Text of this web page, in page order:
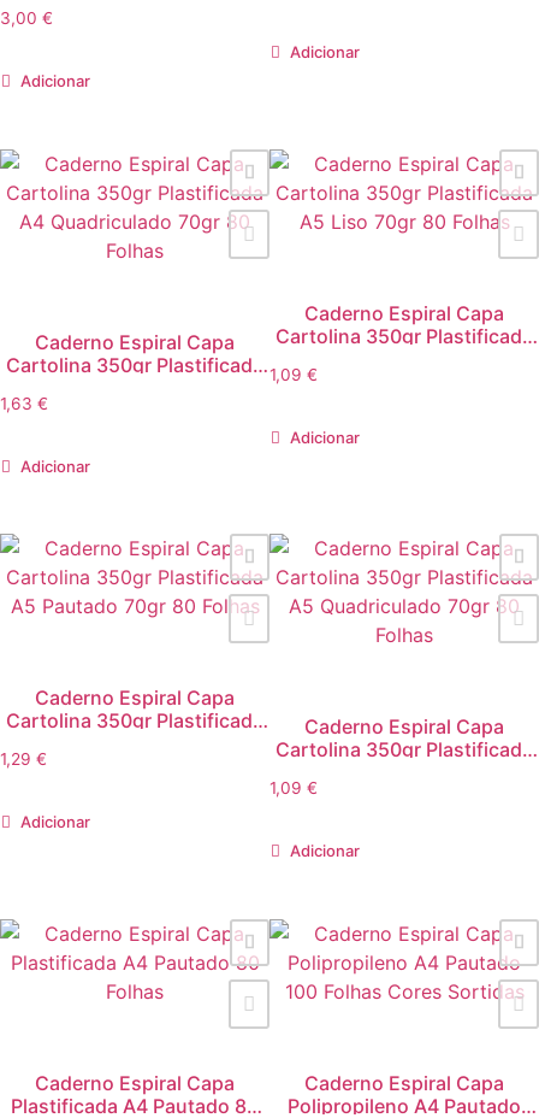
3,00 €
Adicionar
Adicionar
Caderno Espiral Capa
Cartolina 350gr Plastificada
1,63 €
Adicionar
Caderno Espiral Capa
Cartolina 350gr Plastificada
1,09 €
Adicionar
Caderno Espiral Capa
Cartolina 350gr Plastificada
1,29 €
Adicionar
Caderno Espiral Capa
Cartolina 350gr Plastificada
1,09 €
Adicionar
Caderno Espiral Capa
Plastificada A4 Pautado 80
Caderno Espiral Capa
Polipropileno A4 Pautado